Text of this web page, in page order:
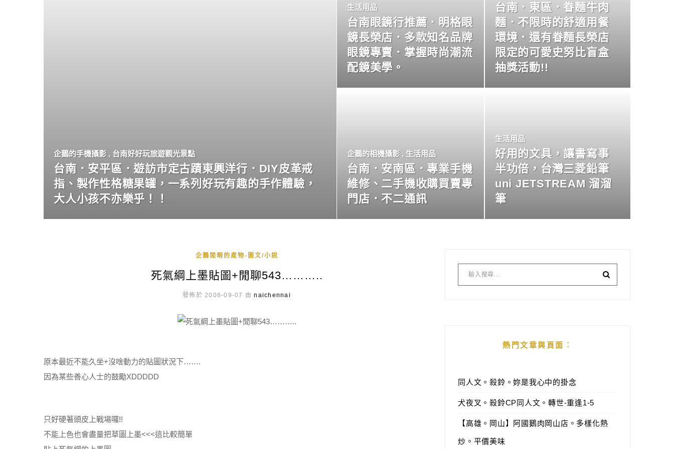
企鵝的手機攝影 , 台南好好玩旅遊觀光景點
台南．安平區．遊訪市定古蹟東興洋行．DIY皮革戒
指、製作性格糖果罐，一系列好玩有趣的手作體驗，
大人小孩不亦樂乎！！
生活用品
台南眼鏡行推薦．明格眼
鏡長榮店．多款知名品牌
眼鏡專賣．掌握時尚潮流
配鏡美學。
台南．東區．眷麵牛肉
麵．不限時的舒適用餐
環境．還有眷麵長榮店
限定的可愛史努比盲盒
抽獎活動!!
企鵝的相機攝影 , 生活用品
台南．安南區．專業手機
維修、二手機收購買賣專
門店．不二通訊
生活用品
好用的文具，讓書寫事
半功倍，台灣三菱鉛筆
uni JETSTREAM 溜溜
筆
企鵝閒暇的產物-圖文/小說
死氣綱上墨貼圖+閒聊543………..
發佈於 2008-09-07 由naichennai
原本最近不能久坐+沒啥動力的貼圖狀況下…….
因為某些善心人士的鼓勵XDDDDD
只好硬著頭皮上戰場囉!!
不能上色也會盡量把草圖上墨<<<這比較簡單
熱門文章與頁面︰
同人文。殺鈴。妳是我心中的掛念
犬夜叉。殺鈴CP同人文。轉世-重逢1-5
【高雄。岡山】阿國鵝肉岡山店。多樣化熱
炒。平價美味